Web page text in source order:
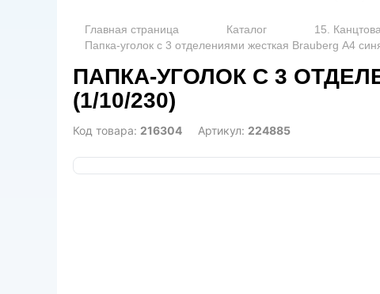
Главная страница Каталог 15.
Папка-уголок с 3 отделениями жесткая Brauberg А4
ПАПКА-УГОЛОК С 3
(1/10/230)
Код товара: 216304 Артикул: 224885